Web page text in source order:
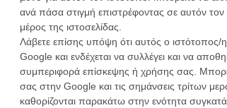
ανά πάσα στιγμή επιστρέφοντας σε αυτόν
μέρος της ιστοσελίδας.
Λάβετε επίσης υπόψη ότι αυτός ο ιστότοπος/
Google και ενδέχεται να συλλέγει και να
συμπεριφορά επίσκεψης ή χρήσης σας.
σας στην Google και τις σημάνσεις τρίτων
καθορίζονται παρακάτω στην ενότητα
κριτικές | συνεντεύξεις | απόψεις |